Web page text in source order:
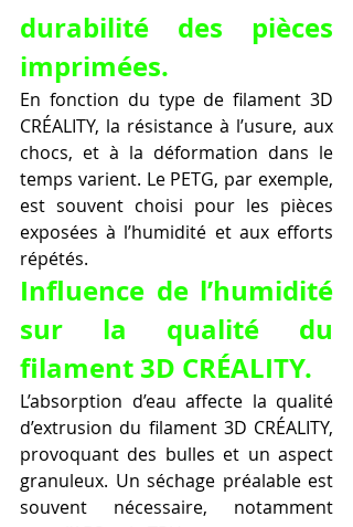
durabilité des pièces
imprimées.
En fonction du type de filament 3D
CRÉALITY, la résistance à l’usure, aux
chocs, et à la déformation dans le
temps varient. Le PETG, par exemple,
est souvent choisi pour les pièces
exposées à l’humidité et aux efforts
répétés.
Influence de l’humidité
sur la qualité du
filament 3D CRÉALITY.
L’absorption d’eau affecte la qualité
d’extrusion du filament 3D CRÉALITY,
provoquant des bulles et un aspect
granuleux. Un séchage préalable est
souvent nécessaire, notamment